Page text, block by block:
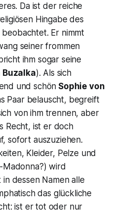
Da ist der reiche
Hingabe des
Er nimmt
seiner frommen
ihm sogar seine
Buzalka). Als sich
und schön Sophie von
Paar belauscht, begreift
von ihm trennen, aber
Recht, ist er doch
sofort auszuziehen.
Kleider, Pelze und
Madonna?) wird
dessen Namen alle
das glückliche
ist er tot oder nur